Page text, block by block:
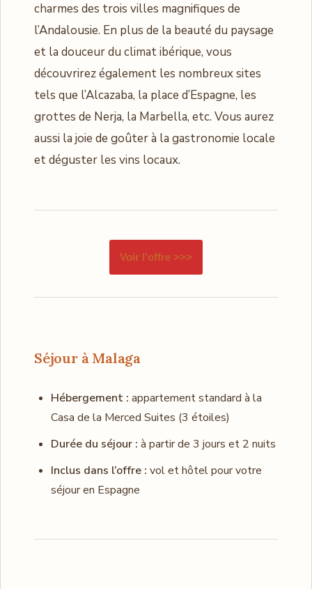
charmes des trois villes magnifiques de
l’Andalousie. En plus de la beauté du paysage
et la douceur du climat ibérique, vous
découvrirez également les nombreux sites
tels que l’Alcazaba, la place d’Espagne, les
grottes de Nerja, la Marbella, etc. Vous aurez
aussi la joie de goûter à la gastronomie locale
et déguster les vins locaux.
Voir l’offre >>>
Séjour à Malaga
Hébergement : appartement standard à la
Casa de la Merced Suites (3 étoiles)
Durée du séjour : à partir de 3 jours et 2 nuits
Inclus dans l’offre : vol et hôtel pour votre
séjour en Espagne